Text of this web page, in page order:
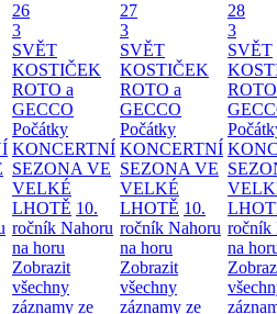
26
3
SVĚT
KOSTIČEK
ROTO a
GECCO
Počátky
KONCERTNÍ
SEZONA VE
VELKÉ
LHOTĚ 10.
ročník Nahoru
na horu
Zobrazit
všechny
záznamy ze
27
3
SVĚT
KOSTIČEK
ROTO a
GECCO
Počátky
KONCERTNÍ
SEZONA VE
VELKÉ
LHOTĚ 10.
ročník Nahoru
na horu
Zobrazit
všechny
záznamy ze
28
3
SVĚT
ročník
na